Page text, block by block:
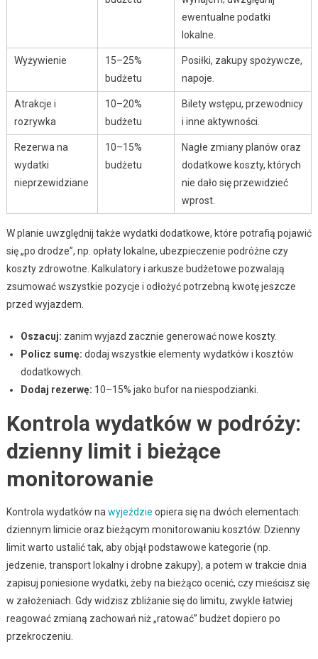
ewentualne podatki
lokalne.
Wyżywienie
15–25%
budżetu
Posiłki, zakupy spożywcze,
napoje.
Atrakcje i
rozrywka
10–20%
budżetu
Bilety wstępu, przewodnicy
i inne aktywności.
Rezerwa na
wydatki
nieprzewidziane
10–15%
budżetu
Nagłe zmiany planów oraz
dodatkowe koszty, których
nie dało się przewidzieć
wprost.
W planie uwzględnij także wydatki dodatkowe, które potrafią pojawić
się „po drodze”, np. opłaty lokalne, ubezpieczenie podróżne czy
koszty zdrowotne. Kalkulatory i arkusze budżetowe pozwalają
zsumować wszystkie pozycje i odłożyć potrzebną kwotę jeszcze
przed wyjazdem.
Oszacuj: zanim wyjazd zacznie generować nowe koszty.
Policz sumę: dodaj wszystkie elementy wydatków i kosztów
dodatkowych.
Dodaj rezerwę: 10–15% jako bufor na niespodzianki.
Kontrola wydatków w podróży:
dzienny limit i bieżące
monitorowanie
Kontrola wydatków na wyjeździe opiera się na dwóch elementach:
dziennym limicie oraz bieżącym monitorowaniu kosztów. Dzienny
limit warto ustalić tak, aby objął podstawowe kategorie (np.
jedzenie, transport lokalny i drobne zakupy), a potem w trakcie dnia
zapisuj poniesione wydatki, żeby na bieżąco ocenić, czy mieścisz się
w założeniach. Gdy widzisz zbliżanie się do limitu, zwykle łatwiej
reagować zmianą zachowań niż „ratować” budżet dopiero po
przekroczeniu.